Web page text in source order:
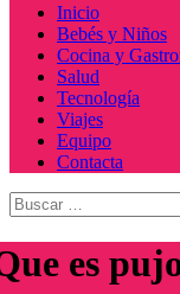
Menú
principal
Inicio
Bebés y Niños
Cocina y
Salud
Tecnología
Viajes
Equipo
Contacta
Buscar:
es